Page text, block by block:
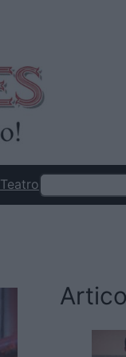
TeatroSearch